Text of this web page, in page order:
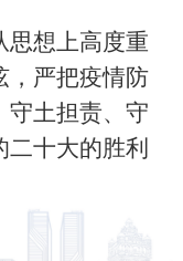
思想上高度重
，严把疫情防
守土担责、守
十大的胜利